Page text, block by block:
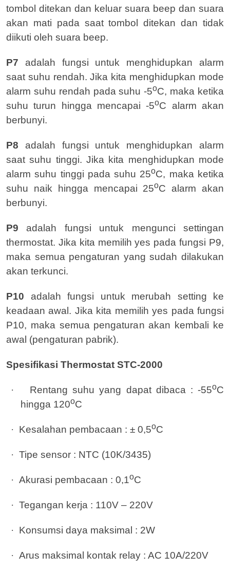
tombol ditekan dan keluar suara beep dan suara
akan mati pada saat tombol ditekan dan tidak
diikuti oleh suara beep.
P7 adalah fungsi untuk menghidupkan alarm
saat suhu rendah. Jika kita menghidupkan mode
alarm suhu rendah pada suhu -5oC, maka ketika
suhu turun hingga mencapai -5oC alarm akan
berbunyi.
P8 adalah fungsi untuk menghidupkan alarm
saat suhu tinggi. Jika kita menghidupkan mode
alarm suhu tinggi pada suhu 25oC, maka ketika
suhu naik hingga mencapai 25oC alarm akan
berbunyi.
P9 adalah fungsi untuk mengunci settingan
thermostat. Jika kita memilih yes pada fungsi P9,
maka semua pengaturan yang sudah dilakukan
akan terkunci.
P10 adalah fungsi untuk merubah setting ke
keadaan awal. Jika kita memilih yes pada fungsi
P10, maka semua pengaturan akan kembali ke
awal (pengaturan pabrik).
Spesifikasi Thermostat STC-2000
· Rentang suhu yang dapat dibaca : -55oC
hingga 120oC
· Kesalahan pembacaan : ± 0,5oC
· Tipe sensor : NTC (10K/3435)
· Akurasi pembacaan : 0,1oC
· Tegangan kerja : 110V – 220V
· Konsumsi daya maksimal : 2W
· Arus maksimal kontak relay : AC 10A/220V